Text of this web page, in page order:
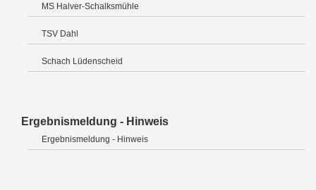
MS Halver-Schalksmühle
TSV Dahl
Schach Lüdenscheid
Ergebnismeldung - Hinweis
Ergebnismeldung - Hinweis